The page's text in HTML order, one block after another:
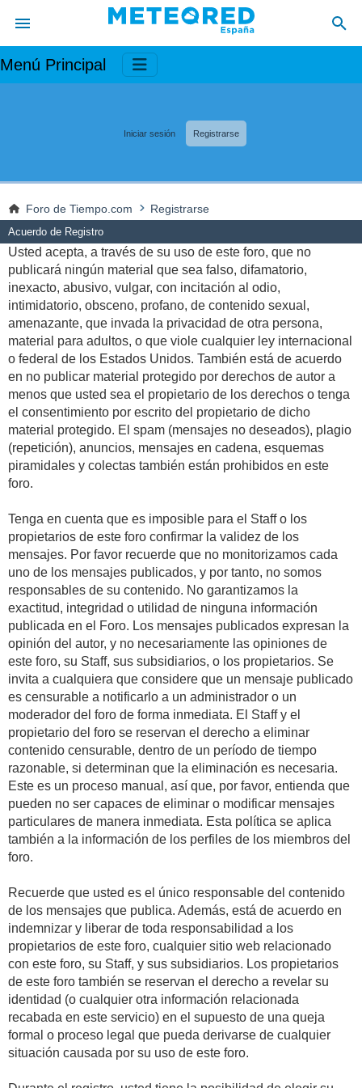
Menú Principal
Iniciar sesión Registrarse
Foro de Tiempo.com Registrarse
Acuerdo de Registro
Usted acepta, a través de su uso de este foro, que no
publicará ningún material que sea falso, difamatorio,
inexacto, abusivo, vulgar, con incitación al odio,
intimidatorio, obsceno, profano, de contenido sexual,
amenazante, que invada la privacidad de otra persona,
material para adultos, o que viole cualquier ley internacional
o federal de los Estados Unidos. También está de acuerdo
en no publicar material protegido por derechos de autor a
menos que usted sea el propietario de los derechos o tenga
el consentimiento por escrito del propietario de dicho
material protegido. El spam (mensajes no deseados), plagio
(repetición), anuncios, mensajes en cadena, esquemas
piramidales y colectas también están prohibidos en este
foro.
Tenga en cuenta que es imposible para el Staff o los
propietarios de este foro confirmar la validez de los
mensajes. Por favor recuerde que no monitorizamos cada
uno de los mensajes publicados, y por tanto, no somos
responsables de su contenido. No garantizamos la
exactitud, integridad o utilidad de ninguna información
publicada en el Foro. Los mensajes publicados expresan la
opinión del autor, y no necesariamente las opiniones de
este foro, su Staff, sus subsidiarios, o los propietarios. Se
invita a cualquiera que considere que un mensaje publicado
es censurable a notificarlo a un administrador o un
moderador del foro de forma inmediata. El Staff y el
propietario del foro se reservan el derecho a eliminar
contenido censurable, dentro de un período de tiempo
razonable, si determinan que la eliminación es necesaria.
Este es un proceso manual, así que, por favor, entienda que
pueden no ser capaces de eliminar o modificar mensajes
particulares de manera inmediata. Esta política se aplica
también a la información de los perfiles de los miembros del
foro.
Recuerde que usted es el único responsable del contenido
de los mensajes que publica. Además, está de acuerdo en
indemnizar y liberar de toda responsabilidad a los
propietarios de este foro, cualquier sitio web relacionado
con este foro, su Staff, y sus subsidiarios. Los propietarios
de este foro también se reservan el derecho a revelar su
identidad (o cualquier otra información relacionada
recabada en este servicio) en el supuesto de una queja
formal o proceso legal que pueda derivarse de cualquier
situación causada por su uso de este foro.